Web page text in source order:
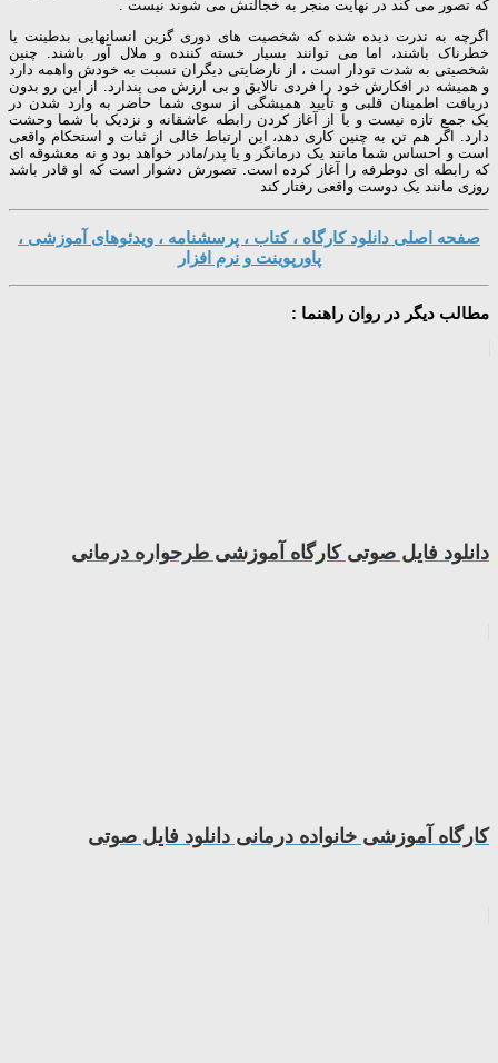
که تصور می کند در نهایت منجر به خجالتش می شوند نیست .
اگرچه به ندرت دیده شده که شخصیت های دوری گزین انسانهایی بدطینت یا
خطرناک باشند، اما می توانند بسیار خسته کننده و ملال آور باشند. چنین
شخصیتی به شدت تودار است ، از نارضایتی دیگران نسبت به خودش واهمه دارد
و همیشه در افکارش خود را فردی نالایق و بی ارزش می پندارد. از این رو بدون
دریافت اطمینان قلبی و تأیید همیشگی از سوی شما حاضر به وارد شدن در
یک جمع تازه نیست و یا از آغاز کردن رابطه عاشقانه و نزدیک با شما وحشت
دارد. اگر هم تن به چنین کاری دهد، این ارتباط خالی از ثبات و استحکام واقعی
است و احساس شما مانند یک درمانگر و یا پدر/مادر خواهد بود و نه معشوقه ای
که رابطه ای دوطرفه را آغاز کرده است. تصورش دشوار است که او قادر باشد
روزی مانند یک دوست واقعی رفتار کند
صفحه اصلی دانلود کارگاه ، کتاب ، پرسشنامه ، ویدئوهای آموزشی ،
پاورپوینت و نرم افزار
مطالب دیگر در روان راهنما :
دانلود فایل صوتی کارگاه آموزشی طرحواره درمانی
کارگاه آموزشی خانواده درمانی دانلود فایل صوتی